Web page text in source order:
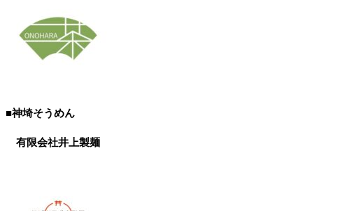
■神埼そうめん
有限会社井上製麺